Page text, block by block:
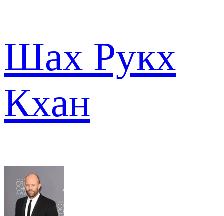
Шах Рукх
Кхан